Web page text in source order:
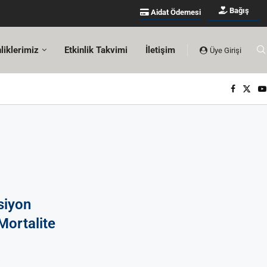
Aidat Ödemesi Bağış
Etkinlik Takvimi İletişim Üye Girişi